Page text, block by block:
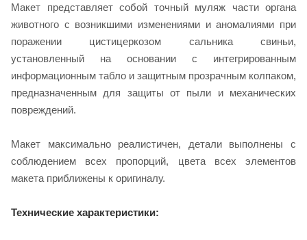
Макет представляет собой точный муляж части органа
животного с возникшими изменениями и аномалиями при
поражении цистицеркозом сальника свиньи,
установленный на основании с интегрированным
информационным табло и защитным прозрачным колпаком,
предназначенным для защиты от пыли и механических
повреждений.
Макет максимально реалистичен, детали выполнены с
соблюдением всех пропорций, цвета всех элементов
макета приближены к оригиналу.
Технические характеристики: